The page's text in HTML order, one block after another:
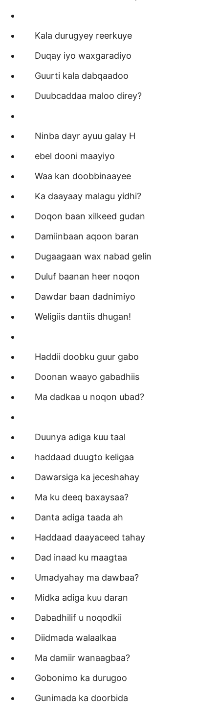
Kala durugyey reerkuye
Duqay iyo waxgaradiyo
Guurti kala dabqaadoo
Duubcaddaa maloo direy?
Ninba dayr ayuu galay H
ebel dooni maayiyo
Waa kan doobbinaayee
Ka daayaay malagu yidhi?
Doqon baan xilkeed gudan
Damiinbaan aqoon baran
Dugaagaan wax nabad gelin
Duluf baanan heer noqon
Dawdar baan dadnimiyo
Weligiis dantiis dhugan!
Haddii doobku guur gabo
Doonan waayo gabadhiis
Ma dadkaa u noqon ubad?
Duunya adiga kuu taal
haddaad duugto keligaa
Dawarsiga ka jeceshahay
Ma ku deeq baxaysaa?
Danta adiga taada ah
Haddaad daayaceed tahay
Dad inaad ku maagtaa
Umadyahay ma dawbaa?
Midka adiga kuu daran
Dabadhilif u noqodkii
Diidmada walaalkaa
Ma damiir wanaagbaa?
Gobonimo ka durugoo
Gunimada ka doorbida